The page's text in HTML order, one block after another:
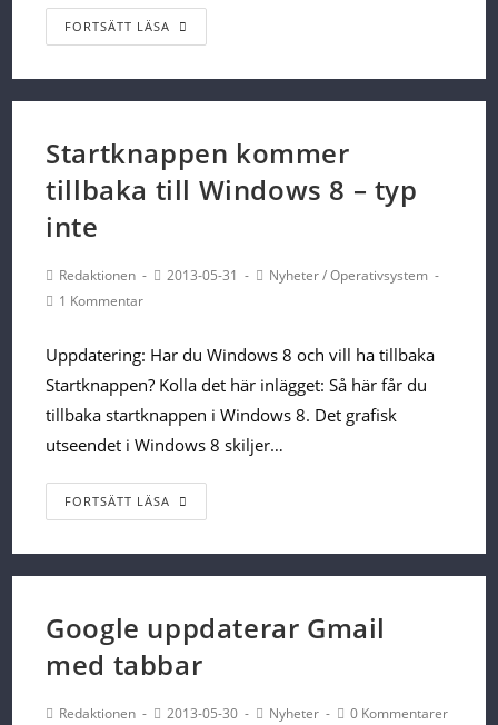
FORTSÄTT LÄSA
börjar
sätta
och
Startknappen kommer
tillbaka till Windows 8 – typ
inte
PostRedaktionen
Post2013-05-31
PostNyheter/Operativsystem
Post1 Kommentar
Uppdatering: Har du Windows 8 och vill ha tillbaka
Startknappen? Kolla det här inlägget: Så här får du
tillbaka startknappen i Windows 8. Det grafisk
utseendet i Windows 8 skiljer…
FORTSÄTT LÄSA
kommer
tillbaka
Windows
typ
Google uppdaterar Gmail
med tabbar
PostRedaktionen
Post2013-05-30
PostNyheter
Post0 Kommentarer